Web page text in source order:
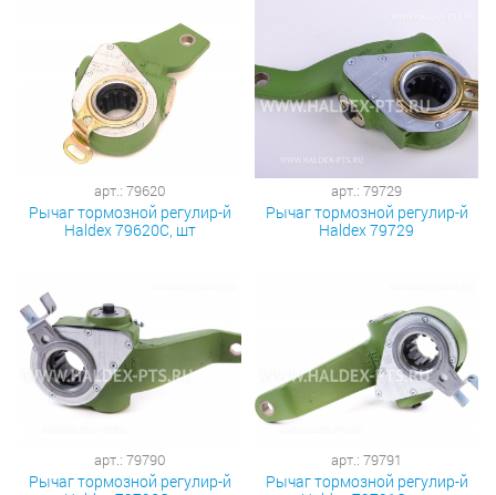
арт.: 79620
Рычаг тормозной регулир-й
Haldex 79620С, шт
арт.: 79729
Рычаг тормозной регулир-й
Haldex 79729
арт.: 79790
Рычаг тормозной регулир-й
арт.: 79791
Рычаг тормозной регулир-й